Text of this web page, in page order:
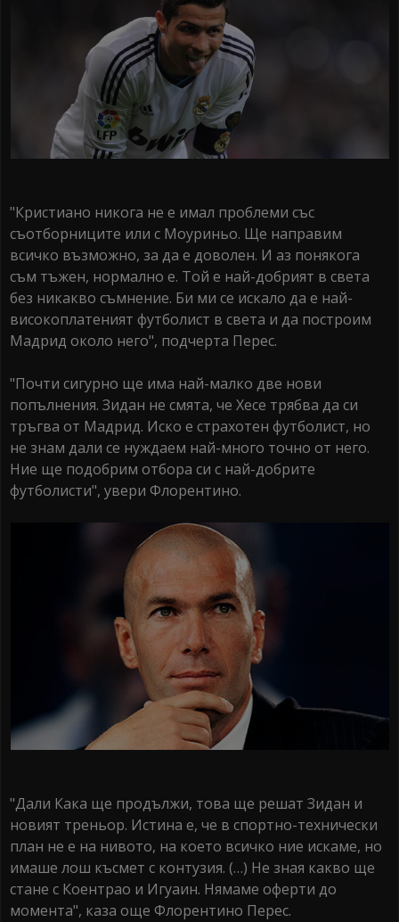
"Кристиано никога не е имал проблеми със
съотборниците или с Моуриньо. Ще направим
всичко възможно, за да е доволен. И аз понякога
съм тъжен, нормално е. Той е най-добрият в света
без никакво съмнение. Би ми се искало да е най-
високоплатеният футболист в света и да построим
Мадрид около него", подчерта Перес.
"Почти сигурно ще има най-малко две нови
попълнения. Зидан не смята, че Хесе трябва да си
тръгва от Мадрид. Иско е страхотен футболист, но
не знам дали се нуждаем най-много точно от него.
Ние ще подобрим отбора си с най-добрите
футболисти", увери Флорентино.
"Дали Кака ще продължи, това ще решат Зидан и
новият треньор. Истина е, че в спортно-технически
план не е на нивото, на което всичко ние искаме, но
имаше лош късмет с контузия. (…) Не зная какво ще
стане с Коентрао и Игуаин. Нямаме оферти до
момента", каза още Флорентино Перес.